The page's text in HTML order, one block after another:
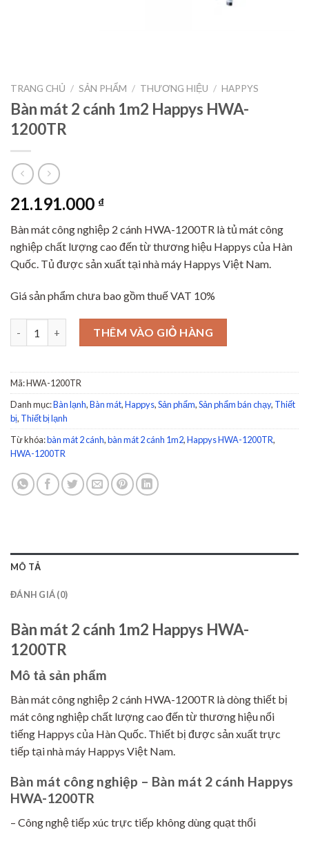
TRANG CHỦ / SẢN PHẨM / THƯƠNG HIỆU / HAPPYS
Bàn mát 2 cánh 1m2 Happys HWA-
1200TR
21.191.000 ₫
Bàn mát công nghiệp 2 cánh HWA-1200TR là tủ mát công
nghiệp chất lượng cao đến từ thương hiệu Happys của Hàn
Quốc. Tủ được sản xuất tại nhà máy Happys Việt Nam.
Giá sản phẩm chưa bao gồm thuế VAT 10%
Bàn mát 2 cánh 1m2 Happys HWA-1200TR số lượng
THÊM VÀO GIỎ HÀNG
Mã:HWA-1200TR
Danh mục:Bàn lạnh,Bàn mát,Happys,Sản phẩm,Sản phẩm bán chạy, Thiết
bị, Thiết bị lạnh
Từ khóa:bàn mát 2 cánh,bàn mát 2 cánh 1m2,Happys HWA-1200TR,
HWA-1200TR
MÔ TẢ
ĐÁNH GIÁ (0)
Bàn mát 2 cánh 1m2 Happys HWA-
1200TR
Mô tả sản phẩm
Bàn mát công nghiệp 2 cánh HWA-1200TR là dòng thiết bị
mát công nghiệp chất lượng cao đến từ thương hiệu nổi
tiếng Happys của Hàn Quốc. Thiết bị được sản xuất trực
tiếp tại nhà máy Happys Việt Nam.
Bàn mát công nghiệp – Bàn mát 2 cánh Happys
HWA-1200TR
– Công nghệ tiếp xúc trực tiếp không dùng quạt thổi